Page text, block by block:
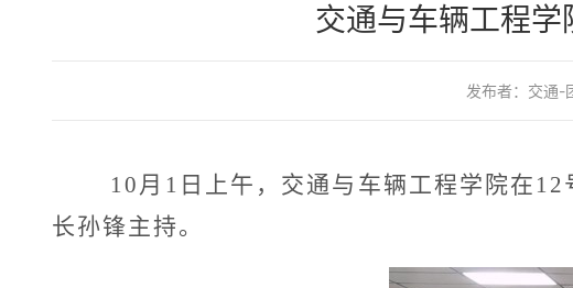
交通与车辆工程
发布者：交通-
10 月 1 日上午，交通与车辆工程学院在 12
长孙锋主持。